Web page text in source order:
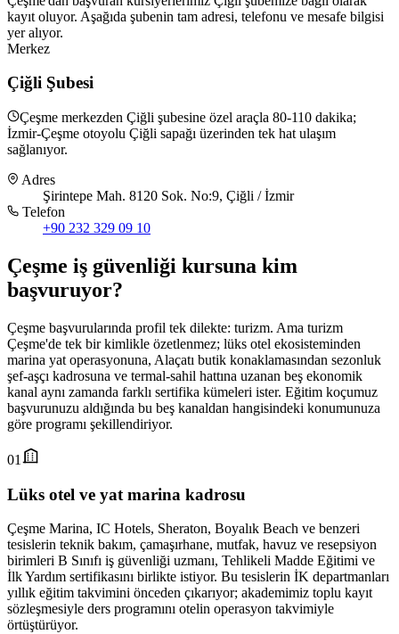
kayıt oluyor. Aşağıda şubenin tam adresi, telefonu ve mesafe bilgisi
yer alıyor.
Merkez
Çiğli Şubesi
Çeşme merkezden Çiğli şubesine özel araçla 80-110 dakika;
İzmir-Çeşme otoyolu Çiğli sapağı üzerinden tek hat ulaşım
sağlanıyor.
Adres
Şirintepe Mah. 8120 Sok. No:9, Çiğli / İzmir
Telefon
+90 232 329 09 10
Çeşme iş güvenliği kursuna kim
başvuruyor?
Çeşme başvurularında profil tek dilekte: turizm. Ama turizm
Çeşme'de tek bir kimlikle özetlenmez; lüks otel ekosisteminden
marina yat operasyonuna, Alaçatı butik konaklamasından sezonluk
şef-aşçı kadrosuna ve termal-sahil hattına uzanan beş ekonomik
kanal aynı zamanda farklı sertifika kümeleri ister. Eğitim koçumuz
başvurunuzu aldığında bu beş kanaldan hangisindeki konumunuza
göre programı şekillendiriyor.
01
Lüks otel ve yat marina kadrosu
Çeşme Marina, IC Hotels, Sheraton, Boyalık Beach ve benzeri
tesislerin teknik bakım, çamaşırhane, mutfak, havuz ve resepsiyon
birimleri B Sınıfı iş güvenliği uzmanı, Tehlikeli Madde Eğitimi ve
İlk Yardım sertifikasını birlikte istiyor. Bu tesislerin İK departmanları
yıllık eğitim takvimini önceden çıkarıyor; akademimiz toplu kayıt
sözleşmesiyle ders programını otelin operasyon takvimiyle
örtüştürüyor.